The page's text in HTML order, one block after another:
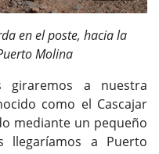
en el poste, hacia la
Molina
giraremos a nuestra
como el Cascajar
mediante un pequeño
llegaríamos a Puerto